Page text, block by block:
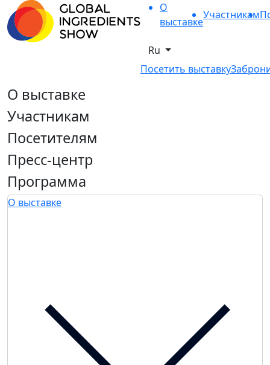
О
выставке
Участникам
Ru
Посетить выставку
О выставке
Участникам
Посетителям
Пресс-центр
Программа
О выставке